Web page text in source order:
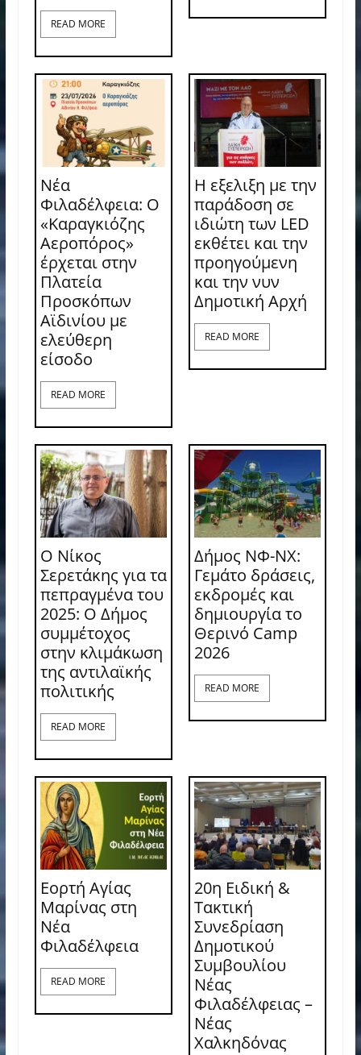
READ MORE
Νέα
Φιλαδέλφεια: Ο
«Καραγκιόζης
Αεροπόρος»
έρχεται στην
Πλατεία
Προσκόπων
Αϊδινίου με
ελεύθερη
είσοδο
READ MORE
Η εξελιξη με την
παράδοση σε
ιδιώτη των LED
εκθέτει και την
προηγούμενη
και την νυν
Δημοτική Αρχή
READ MORE
Ο Νίκος
Σερετάκης για τα
πεπραγμένα του
2025: Ο Δήμος
συμμέτοχος
στην κλιμάκωση
της αντιλαϊκής
πολιτικής
READ MORE
Δήμος ΝΦ-ΝΧ:
Γεμάτο δράσεις,
εκδρομές και
δημιουργία το
Θερινό Camp
2026
READ MORE
Εορτή Αγίας
Μαρίνας στη
Νέα
Φιλαδέλφεια
READ MORE
20η Ειδική &
Τακτική
Συνεδρίαση
Δημοτικού
Συμβουλίου
Νέας
Φιλαδέλφειας –
Νέας
Χαλκηδόνας